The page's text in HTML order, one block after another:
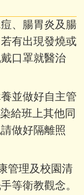
、腸胃炎及腸
有出現發燒或
口罩就醫治
並做好自主管
給班上其他同
做好隔離照
管理及校園清
等衛教觀念。